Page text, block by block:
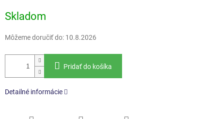
cena:
Skladom
Môžeme doručiť do: 10.8.2026
Pridať do košíka
Detailné informácie